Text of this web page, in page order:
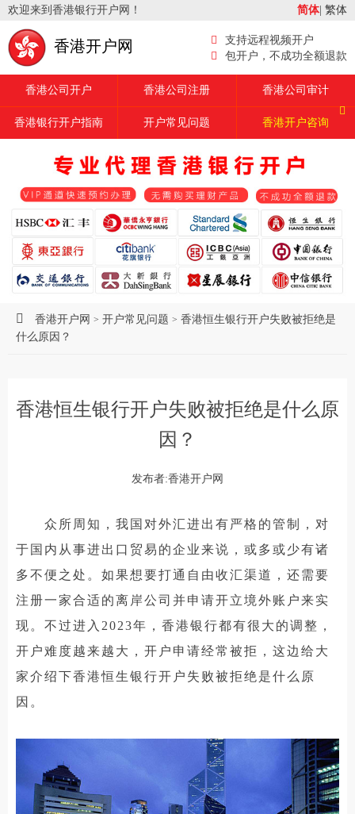
欢迎来到香港银行开户网！ 简体| 繁体
香港开户网
支持远程视频开户
包开户，不成功全额退款
香港公司开户 香港公司注册 香港公司审计
香港银行开户指南 开户常见问题 香港开户咨询
香港开户网 > 开户常见问题 > 香港恒生银行开户失败被拒绝是
什么原因？
香港恒生银行开户失败被拒绝是什么原
因？
发布者:香港开户网
众所周知，我国对外汇进出有严格的管制，对
于国内从事进出口贸易的企业来说，或多或少有诸
多不便之处。如果想要打通自由收汇渠道，还需要
注册一家合适的离岸公司并申请开立境外账户来实
现。不过进入2023年，香港银行都有很大的调整，
开户难度越来越大，开户申请经常被拒，这边给大
家介绍下香港恒生银行开户失败被拒绝是什么原
因。